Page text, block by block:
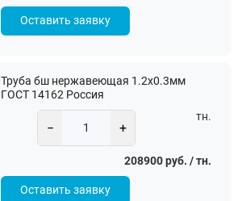
Оставить заявку
Труба бш нержавеющая 1.2х0.3мм
ГОСТ 14162 Россия
− +
тн.
208900 руб. / тн.
Оставить заявку